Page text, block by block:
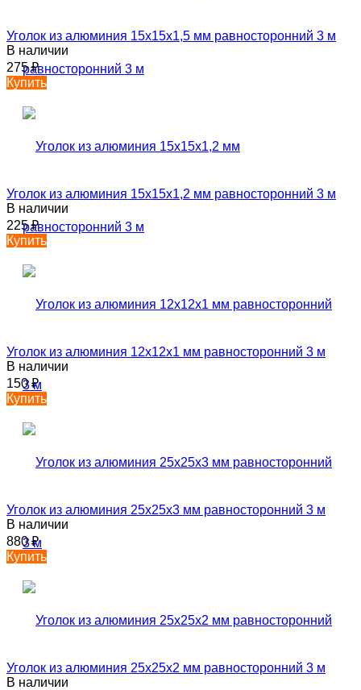
Уголок из алюминия 15х15х1,5 мм равносторонний 3 м
В наличии
275₽
Купить
Уголок из алюминия 15х15х1,2 мм равносторонний 3 м
В наличии
225₽
Купить
Уголок из алюминия 12х12х1 мм равносторонний 3 м
В наличии
150₽
Купить
Уголок из алюминия 25х25х3 мм равносторонний 3 м
В наличии
880₽
Купить
Уголок из алюминия 25х25х2 мм равносторонний 3 м
В наличии